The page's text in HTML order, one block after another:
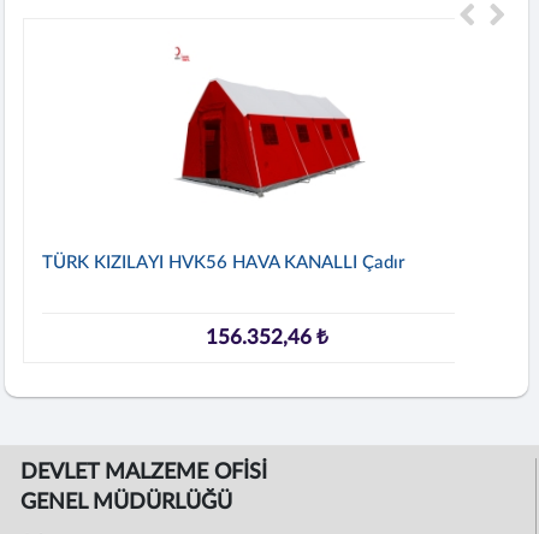
TÜRK KIZILAYI HVK56 HAVA KANALLI Çadır
156.352,46 ₺
DEVLET MALZEME OFİSİ
GENEL MÜDÜRLÜĞÜ